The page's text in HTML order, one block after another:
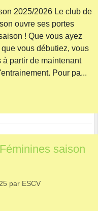
2025/2026 Le club de
ouvre ses portes
! Que vous ayez
vous débutiez, vous
partir de maintenant
Pour pa...
saison
par ESCV